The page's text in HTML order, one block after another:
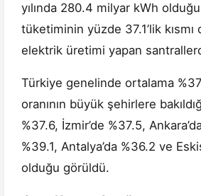
yılında 280.4 milyar kWh
tüketiminin yüzde 37.1’lik kısmı
elektrik üretimi yapan
Türkiye genelinde ortalama
oranının büyük şehirlere
%37.6, İzmir’de %37.5,
%39.1, Antalya’da %36.2 ve
olduğu görüldü.